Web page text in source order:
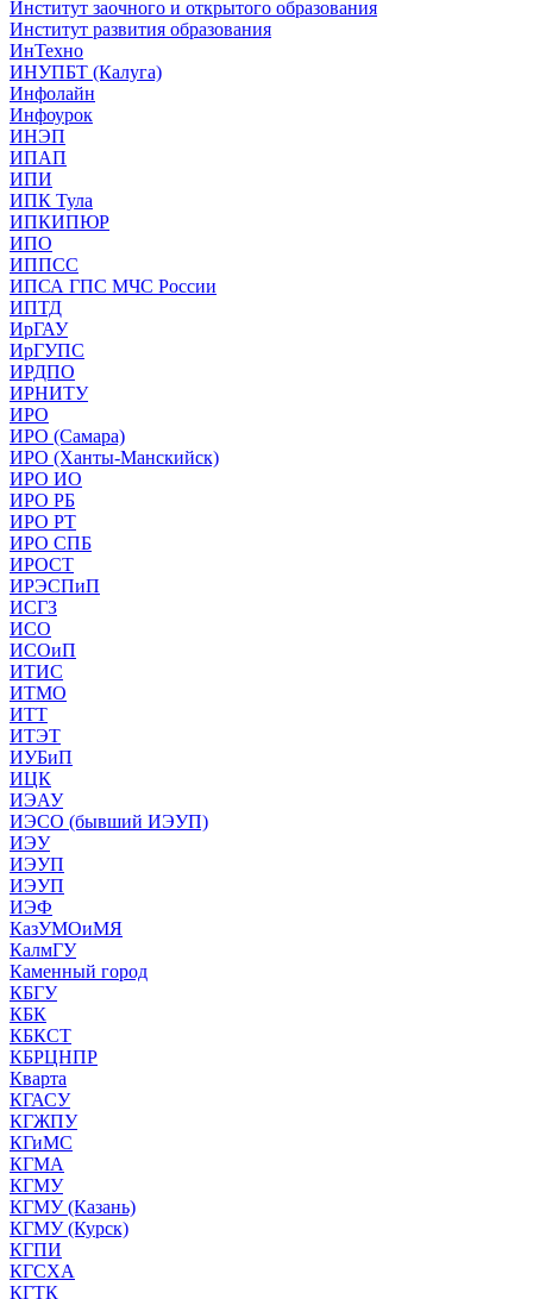
Институт заочного и открытого образования
Институт развития образования
ИнТехно
ИНУПБТ (Калуга)
Инфолайн
Инфоурок
ИНЭП
ИПАП
ИПИ
ИПК Тула
ИПКИПЮР
ИПО
ИППСС
ИПСА ГПС МЧС России
ИПТД
ИрГАУ
ИрГУПС
ИРДПО
ИРНИТУ
ИРО
ИРО (Самара)
ИРО (Ханты-Манскийск)
ИРО ИО
ИРО РБ
ИРО РТ
ИРО СПБ
ИРОСТ
ИРЭСПиП
ИСГЗ
ИСО
ИСОиП
ИТИС
ИТМО
ИТТ
ИТЭТ
ИУБиП
ИЦК
ИЭАУ
ИЭСО (бывший ИЭУП)
ИЭУ
ИЭУП
ИЭУП
ИЭФ
КазУМОиМЯ
КалмГУ
Каменный город
КБГУ
КБК
КБКСТ
КБРЦНПР
Кварта
КГАСУ
КГЖПУ
КГиМС
КГМА
КГМУ
КГМУ (Казань)
КГМУ (Курск)
КГПИ
КГСХА
КГТК